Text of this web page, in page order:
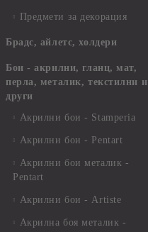
Предмети за декорация
Брадс, айлетс, холдери
Бои - акрилни, гланц, мат,
перла, металик, текстилни и
други
Акрилни бои - Stamperia
Акрилни бои - Pentart
Акрилни бои металик -
Pentart
Акрилни бои - Artiste
Акрилна боя металик -